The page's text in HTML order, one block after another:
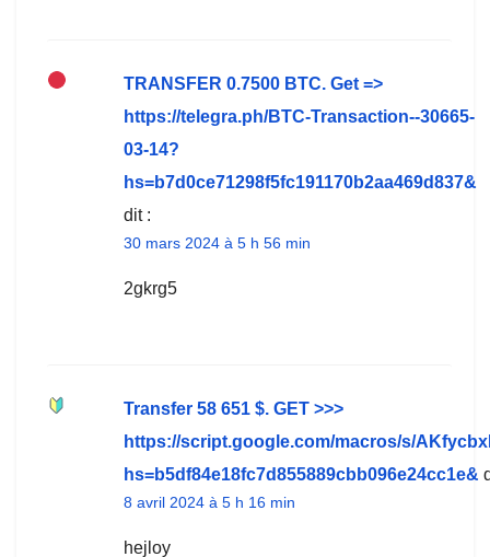
ТRАNSFЕR 0.7500 ВTC. Get =>
https://telegra.ph/BTC-Transaction--30665-
03-14?
hs=b7d0ce71298f5fc191170b2aa469d837&
dit :
30 mars 2024 à 5 h 56 min
2gkrg5
Transfer 58 651 $. GЕТ >>>
https://script.google.com/macros/s/
hs=b5df84e18fc7d855889cbb096e24cc1e&
8 avril 2024 à 5 h 16 min
hejloy